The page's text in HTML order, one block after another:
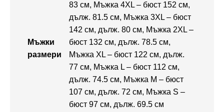
Мъжки
размери
83 см, Мъжка 4XL – бюст 152 см,
дълж. 81.5 см, Мъжка 3XL – бюст
142 см, дълж. 80 см, Мъжка 2XL –
бюст 132 см, дълж. 78.5 см,
Мъжка XL – бюст 122 см, дълж.
77 см, Мъжка L – бюст 112 см,
дълж. 74.5 см, Мъжка M – бюст
107 см, дълж. 72 см, Мъжка S –
бюст 97 см, дълж. 69.5 см